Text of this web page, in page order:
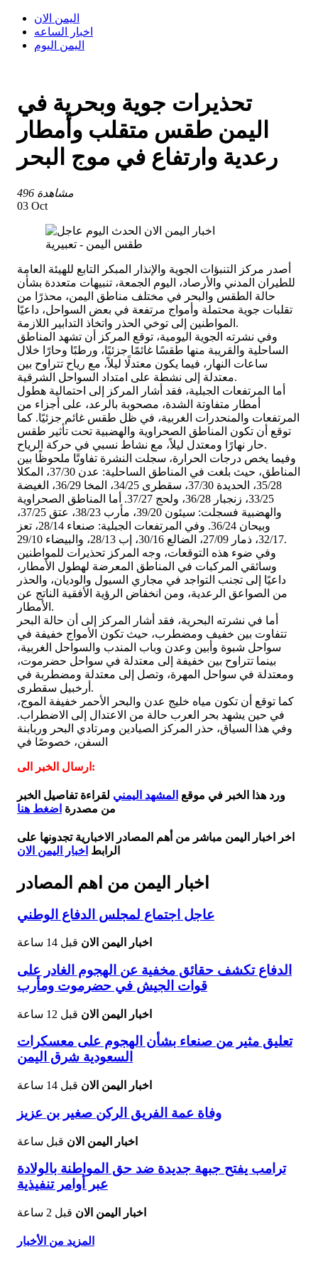
اليمن الان
اخبار الساعه
اليمن اليوم
تحذيرات جوية وبحرية في
اليمن طقس متقلب وأمطار
رعدية وارتفاع في موج البحر
496 مشاهدة
03 Oct
طقس اليمن - تعبيرية
أصدر مركز التنبؤات الجوية والإنذار المبكر التابع للهيئة العامة
للطيران المدني والأرصاد، اليوم الجمعة، تنبيهات متعددة بشأن
حالة الطقس والبحر في مختلف مناطق اليمن، محذرًا من
تقلبات جوية محتملة وأمواج مرتفعة في بعض السواحل، داعيًا
المواطنين إلى توخي الحذر واتخاذ التدابير اللازمة.
وفي نشرته الجوية اليومية، توقع المركز أن تشهد المناطق
الساحلية والقريبة منها طقسًا غائمًا جزئيًا، ورطبًا وحارًا خلال
ساعات النهار، فيما يكون معتدلًا ليلاً، مع رياح تتراوح بين
معتدلة إلى نشطة على امتداد السواحل الشرقية.
أما المرتفعات الجبلية، فقد أشار المركز إلى احتمالية هطول
أمطار متفاوتة الشدة، مصحوبة بالرعد، على أجزاء من
المرتفعات والمنحدرات الغربية، في ظل طقس غائم جزئيًا. كما
توقع أن تكون المناطق الصحراوية والهضبية تحت تأثير طقس
حار نهارًا ومعتدل ليلاً، مع نشاط نسبي في حركة الرياح.
وفيما يخص درجات الحرارة، سجلت النشرة تفاوتًا ملحوظًا بين
المناطق، حيث بلغت في المناطق الساحلية: عدن 37/30، المكلا
35/28، الحديدة 37/30، سقطرى 34/25، المخا 36/29، الغيضة
33/25، زنجبار 36/28، ولحج 37/27. أما المناطق الصحراوية
والهضبية فسجلت: سيئون 39/20، مأرب 38/23، عتق 37/25،
وبيحان 36/24. وفي المرتفعات الجبلية: صنعاء 28/14، تعز
32/17، ذمار 27/09، الضالع 30/16، إب 28/13، والبيضاء 29/10.
وفي ضوء هذه التوقعات، وجه المركز تحذيرات للمواطنين
وسائقي المركبات في المناطق المعرضة لهطول الأمطار،
داعيًا إلى تجنب التواجد في مجاري السيول والوديان، والحذر
من الصواعق الرعدية، ومن انخفاض الرؤية الأفقية الناتج عن
الأمطار.
أما في نشرته البحرية، فقد أشار المركز إلى أن حالة البحر
تتفاوت بين خفيف ومضطرب، حيث تكون الأمواج خفيفة في
سواحل شبوة وأبين وعدن وباب المندب والسواحل الغربية،
بينما تتراوح بين خفيفة إلى معتدلة في سواحل حضرموت،
ومعتدلة في سواحل المهرة، وتصل إلى معتدلة ومضطربة في
أرخبيل سقطرى.
كما توقع أن تكون مياه خليج عدن والبحر الأحمر خفيفة الموج،
في حين يشهد بحر العرب حالة من الاعتدال إلى الاضطراب.
وفي هذا السياق، حذر المركز الصيادين ومرتادي البحر وربابنة
السفن، خصوصًا في
ارسال الخبر الى:
ورد هذا الخبر في موقع المشهد اليمني لقراءة تفاصيل الخبر
من مصدرة اضغط هنا
اخر اخبار اليمن مباشر من أهم المصادر الاخبارية تجدونها على
الرابط اخبار اليمن الان
اخبار اليمن من اهم المصادر
عاجل اجتماع لمجلس الدفاع الوطني
اخبار اليمن الان قبل 14 ساعة
الدفاع تكشف حقائق مخفية عن الهجوم الغادر على
قوات الجيش في حضرموت ومأرب
اخبار اليمن الان قبل 12 ساعة
تعليق مثير من صنعاء بشأن الهجوم على معسكرات
السعودية شرق اليمن
اخبار اليمن الان قبل 14 ساعة
وفاة عمة الفريق الركن صغير بن عزيز
اخبار اليمن الان قبل ساعة
ترامب يفتح جبهة جديدة ضد حق المواطنة بالولادة
عبر أوامر تنفيذية
اخبار اليمن الان قبل 2 ساعة
المزيد من الأخبار